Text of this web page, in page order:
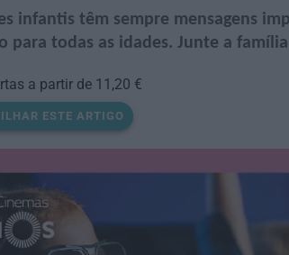
infantis têm sempre mensagens
para todas as idades. Junte a
a partir de 11,20 €
ESTE ARTIGO